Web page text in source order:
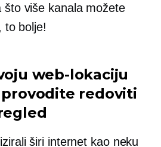
što više kanala možete
to bolje!
web-lokaciju
redoviti
širi internet kao neku